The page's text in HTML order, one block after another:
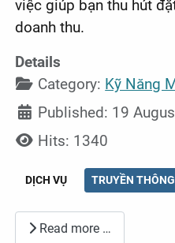
việc giúp bạn thu hút
doanh thu.
Details
Category: Kỹ Năng
Published: 19
Hits: 1340
DỊCH VỤ TRUYỀN
Read more …